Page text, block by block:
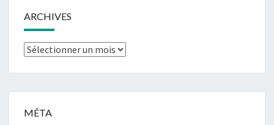
ARCHIVES
Archives
MÉTA